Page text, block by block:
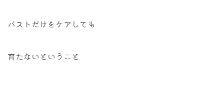
バストだけをケアしても
育たないということ